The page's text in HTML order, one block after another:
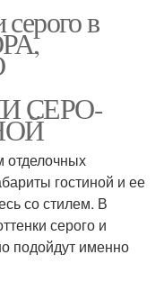
в
СЕРО-
отделочных
гостиной и ее
со стилем. В
серого и
подойдут именно